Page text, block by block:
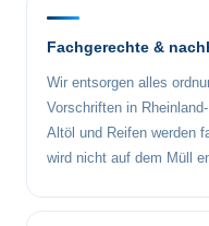
Fachgerechte &
Wir entsorgen alles
Vorschriften in
Altöl und Reifen werden
wird nicht auf dem Müll